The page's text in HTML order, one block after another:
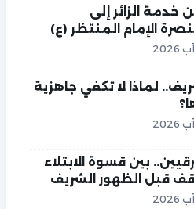
خدمة الزائر إلى
الإمام المنتظر (ع)
لماذا لا تكفي جاهزية
بين قسوة الابتلاء
قبل الظهور الشريف